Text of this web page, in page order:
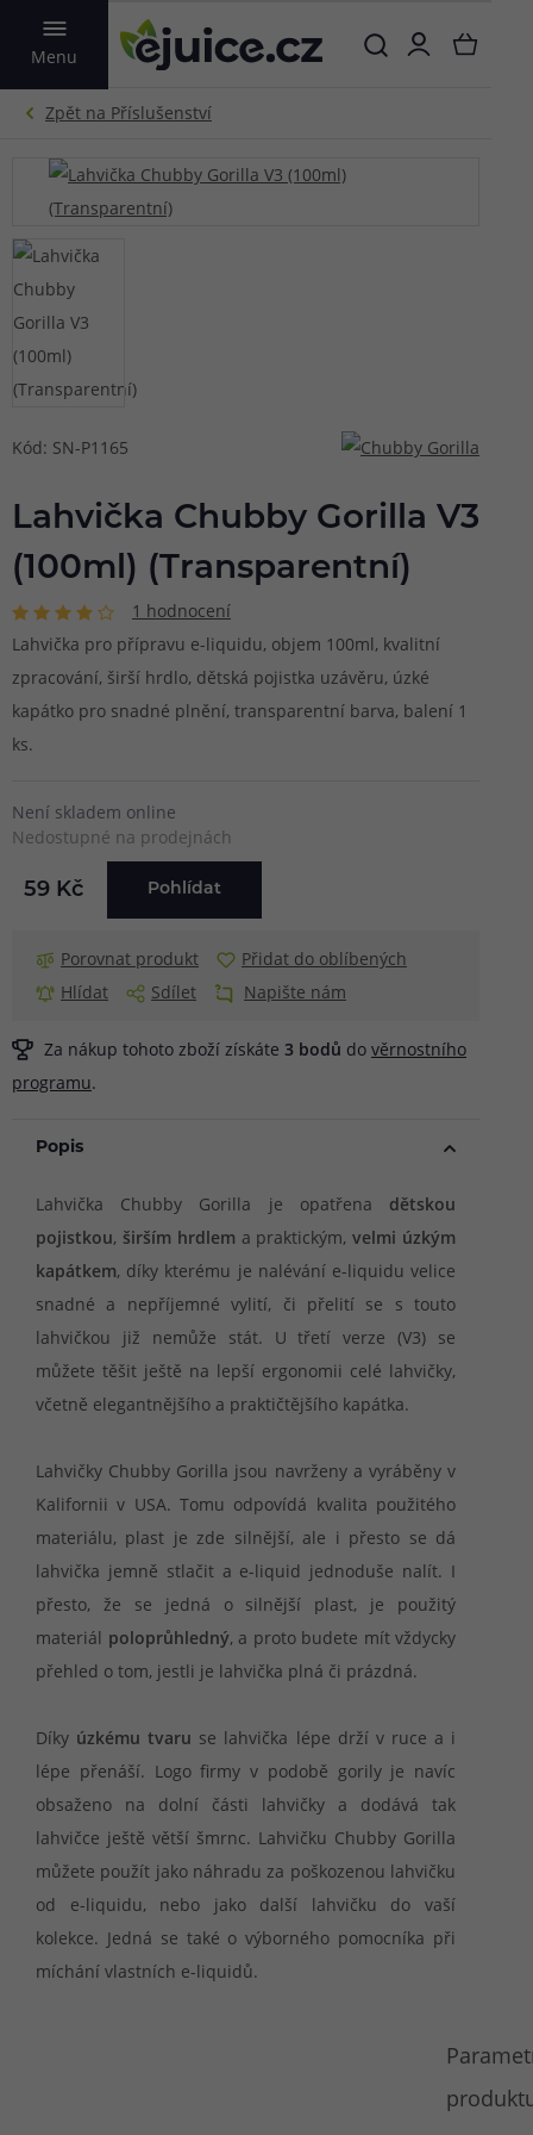
Menu
VYHLEDAT
Kód: SN-P1165
Lahvička Chubby Gorilla V3
(100ml) (Transparentní)
1 hodnocení
Lahvička pro přípravu e-liquidu, objem 100ml, kvalitní
zpracování, širší hrdlo, dětská pojistka uzávěru, úzké
kapátko pro snadné plnění, transparentní barva, balení 1
ks.
Není skladem online
Nedostupné na prodejnách
59 Kč Pohlídat
Porovnat produkt
Přidat do oblíbených
Hlídat
Sdílet Napište nám
Za nákup tohoto zboží získáte 3 bodů do věrnostního
programu.
Popis
Lahvička Chubby Gorilla je opatřena dětskou
pojistkou, širším hrdlem a praktickým,velmi úzkým
kapátkem, díky kterému je nalévání e-liquidu velice
snadné a nepříjemné vylití, či přelití se s touto
lahvičkou již nemůže stát. U třetí verze (V3) se
můžete těšit ještě na lepší ergonomii celé lahvičky,
včetně elegantnějšího a praktičtějšího kapátka.
Lahvičky Chubby Gorilla jsou navrženy a vyráběny v
Kalifornii v USA. Tomu odpovídá kvalita použitého
materiálu, plast je zde silnější, ale i přesto se dá
lahvička jemně stlačit a e-liquid jednoduše nalít. I
přesto, že se jedná o silnější plast, je použitý
materiál poloprůhledný, a proto budete mít vždycky
přehled o tom, jestli je lahvička plná či prázdná.
Díky úzkému tvaru se lahvička lépe drží v ruce a i
lépe přenáší. Logo firmy v podobě gorily je navíc
obsaženo na dolní části lahvičky a dodává tak
lahvičce ještě větší šmrnc. Lahvičku Chubby Gorilla
můžete použít jako náhradu za poškozenou lahvičku
od e-liquidu, nebo jako další lahvičku do vaší
kolekce. Jedná se také o výborného pomocníka při
míchání vlastních e-liquidů.